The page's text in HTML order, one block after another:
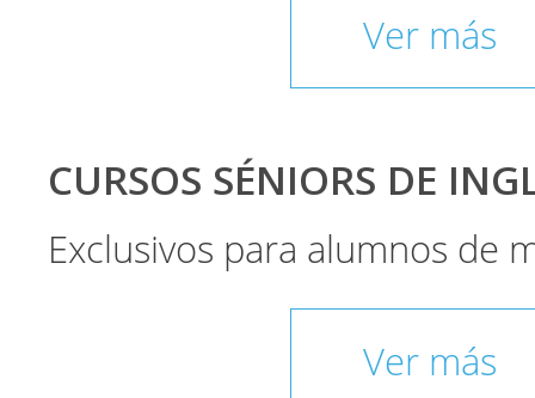
Ver más
CURSOS SÉNIORS DE
Exclusivos para alumnos de
Ver más